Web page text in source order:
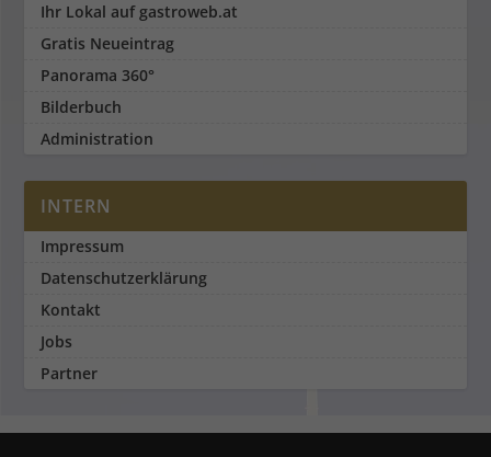
Ihr Lokal auf gastroweb.at
Gratis Neueintrag
Panorama 360°
Bilderbuch
Administration
INTERN
Impressum
Datenschutzerklärung
Kontakt
Jobs
Partner